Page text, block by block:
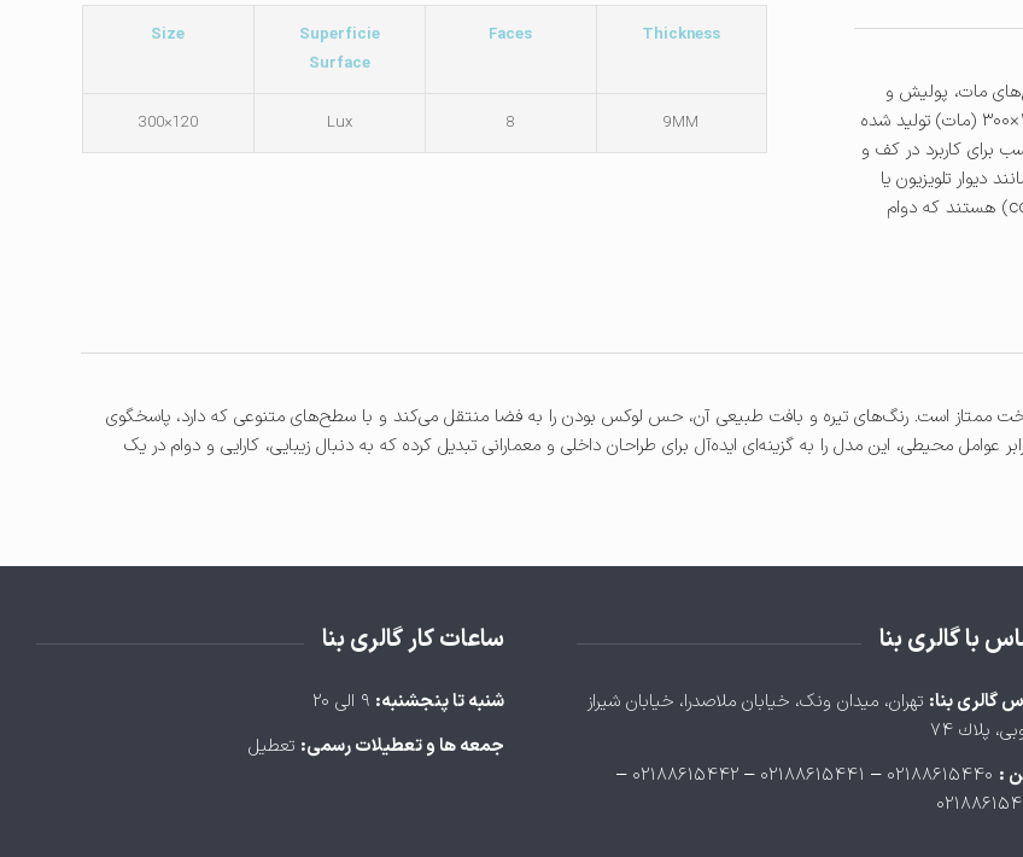
۸۰×۱۶۰ سانتی‌متر با سطح‌های مات، پولیش و
رستیک، همچنین در ابعاد اسلب ۱۲۰×۲۴۰ (مات)، ۱۲۰×۳۰۰ (رستیک) و ۱۵۰×۳۰۰ (مات) تولید شده
برای کاربرد در کف و
دیوار تلویزیون یا
لابی‌های هتل‌ها باشد. تمامی ابعاد این مدل دارای بدنه رنگی (colored body) هستند که دوام
Thickness
Faces
Superficie
Surface
Size
9MM
8
Lux
120×300
ممتاز است. رنگ‌های تیره و بافت طبیعی آن، حس لوکس بودن را به فضا منتقل می‌کند و با سطح‌های متنوعی که دارد، پاسخگوی
محیطی، این مدل را به گزینه‌ای ایده‌آل برای طراحان داخلی و معمارانی تبدیل کرده که به دنبال زیبایی، کارایی و دوام در یک
با گالری بنا
گالری بنا: تهران، ميدان ونک، خيابان ملاصدرا، خيابان شيراز
پلاك ۷۴
:
۰۲۱۸۸۶۱۵۴۴۰ – ۰۲۱۸۸۶۱۵۴۴۱ – ۰۲۱۸۸۶۱۵۴۴۲ –
ساعات کار گالری بنا
شنبه تا پنجشنبه:
جمعه ها و تعطیلات رسمی: تعطیل